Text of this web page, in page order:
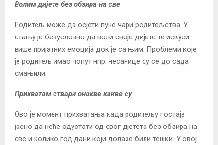
Волим дијете без обзира на све
Родитељ може да осјети пуне чари родитељства. У
стању је безусловно да воли своје дијете те искуси
више пријатних емоција док је са њим. Проблеми које
је родитељ имао попут нпр. несанице су се до сада
смањили.
Прихватам ствари онакве какве су
Ово је момент прихватања када родитељу постаје
јасно да неће одустати од свог дјетета без обзира на
све и колико год дани који долазе били тешки. У овој